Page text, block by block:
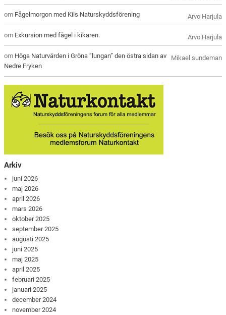
Arvo Harjula
om Fågelmorgon med Kils Naturskyddsförening
Arvo Harjula
om Exkursion med fågel i kikaren.
Mikael sundeman
om Höga Naturvärden i Gröna ”lungan” den östra sidan av
Nedre Fryken
Arkiv
juni 2026
maj 2026
april 2026
mars 2026
oktober 2025
september 2025
augusti 2025
juni 2025
maj 2025
april 2025
februari 2025
januari 2025
december 2024
november 2024